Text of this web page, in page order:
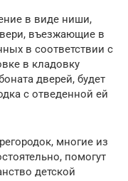
в виде ниши,
въезжающие в
в соответствии с
в кладовку
дверей, будет
с отведенной ей
многие из
помогут
детской